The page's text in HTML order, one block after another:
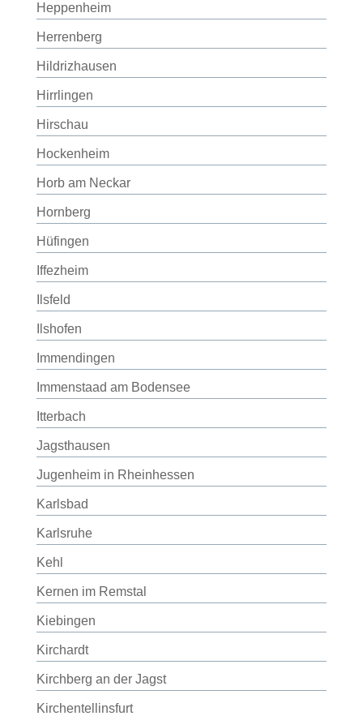
Heppenheim
Herrenberg
Hildrizhausen
Hirrlingen
Hirschau
Hockenheim
Horb am Neckar
Hornberg
Hüfingen
Iffezheim
Ilsfeld
Ilshofen
Immendingen
Immenstaad am Bodensee
Itterbach
Jagsthausen
Jugenheim in Rheinhessen
Karlsbad
Karlsruhe
Kehl
Kernen im Remstal
Kiebingen
Kirchardt
Kirchberg an der Jagst
Kirchentellinsfurt